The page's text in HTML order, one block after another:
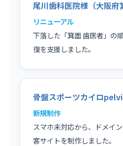
尾川歯科医院様（大阪府
リニューアル
下落した「箕面 歯医者」の
復を支援しました。
骨盤スポーツカイロ
新規制作
スマホ未対応から、ドメイ
客サイトを制作しました。